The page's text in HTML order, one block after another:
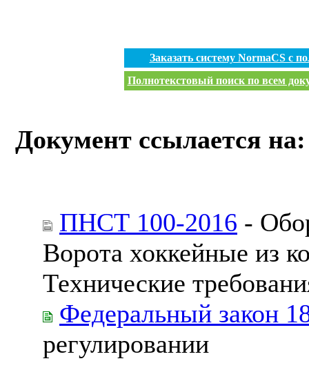
Заказать систему NormaCS с
Полнотекстовый поиск по всем
Документ ссылается на:
ПНСТ 100-2016 -
Ворота хоккейные из
Технические
Федеральный закон
регулировании